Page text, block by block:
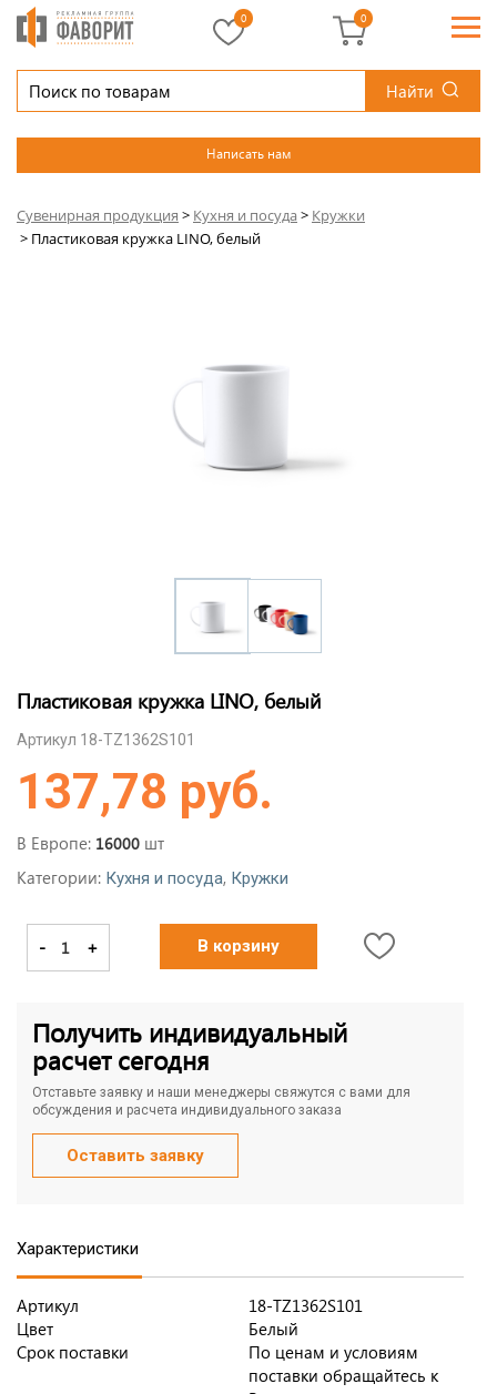
Найти
Написать нам
0 0
Сувенирная продукция > Кухня и посуда> Кружки
> Пластиковая кружка LINO, белый
Пластиковая кружка LINO, белый
Артикул 18-TZ1362S101
137,78 руб.
В Европе: 16000 шт
Категории: Кухня и посуда, Кружки
- + В корзину
Получить индивидуальный
расчет сегодня
Отставьте заявку и наши менеджеры свяжутся с вами для
обсуждения и расчета индивидуального заказа
Оставить заявку
Характеристики
Артикул
18-TZ1362S101
Цвет
Белый
Срок поставки
По ценам и условиям
поставки обращайтесь к